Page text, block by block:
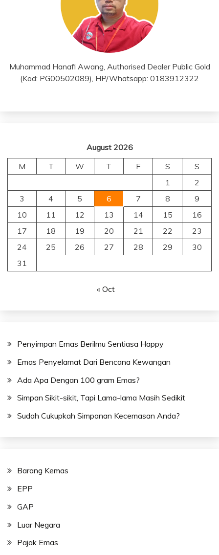
Muhammad Hanafi Awang, Authorised Dealer Public Gold
(Kod: PG00502089), HP/Whatsapp: 0183912322
August 2026
M
T W T F S
S
1
2
3
4 5 6 7 8
9
10
11 12 13 14 15
16
17
18 19 20 21 22
23
24
25 26 27 28 29
30
31
« Oct
Penyimpan Emas Berilmu Sentiasa Happy
Emas Penyelamat Dari Bencana Kewangan
Ada Apa Dengan 100 gram Emas?
Simpan Sikit-sikit, Tapi Lama-lama Masih Sedikit
Sudah Cukupkah Simpanan Kecemasan Anda?
Barang Kemas
EPP
GAP
Luar Negara
Pajak Emas